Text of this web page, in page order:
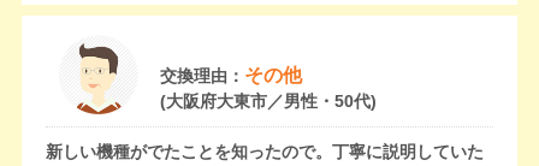
交換理由： その他
(大阪府大東市／男性・50代)
新しい機種がでたことを知ったので。丁寧に説明していた